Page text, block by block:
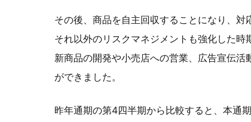
その後、商品を自主回収することになり、対
それ以外のリスクマネジメントも強化した
新商品の開発や小売店への営業、広告宣伝
ができました。
昨年通期の第4四半期から比較すると、本通